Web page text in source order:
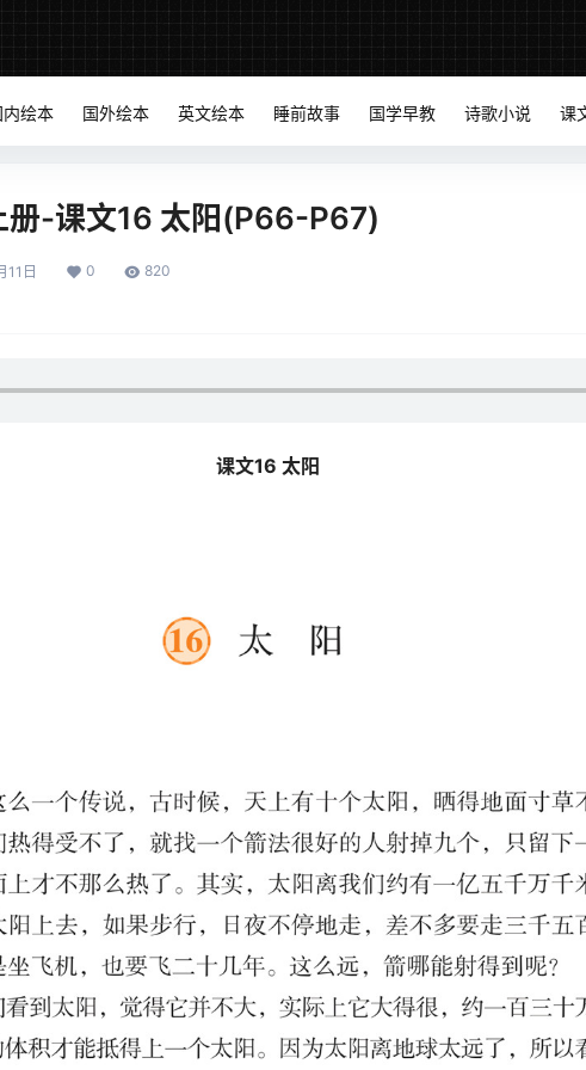
内绘本 国外绘本 英文绘本 睡前故事 国学早教 诗歌小说 课
册-课文16 太阳(P66-P67)
11日 0 820
课文16 太阳